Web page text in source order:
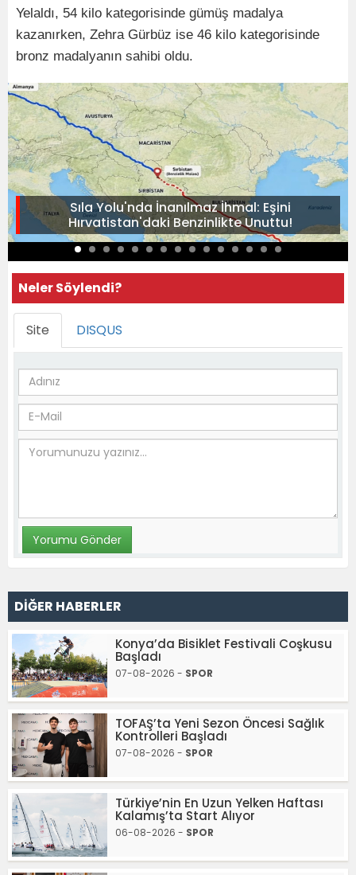
Yelaldı, 54 kilo kategorisinde gümüş madalya
kazanırken, Zehra Gürbüz ise 46 kilo kategorisinde
bronz madalyanın sahibi oldu.
Sıla Yolu'nda İnanılmaz İhmal: Eşini
Hırvatistan'daki Benzinlikte Unuttu!
Neler Söylendi?
Site DISQUS
DİĞER HABERLER
Konya’da Bisiklet Festivali Coşkusu
Başladı
07-08-2026 - SPOR
TOFAŞ’ta Yeni Sezon Öncesi Sağlık
Kontrolleri Başladı
07-08-2026 - SPOR
Türkiye’nin En Uzun Yelken Haftası
Kalamış’ta Start Alıyor
06-08-2026 - SPOR